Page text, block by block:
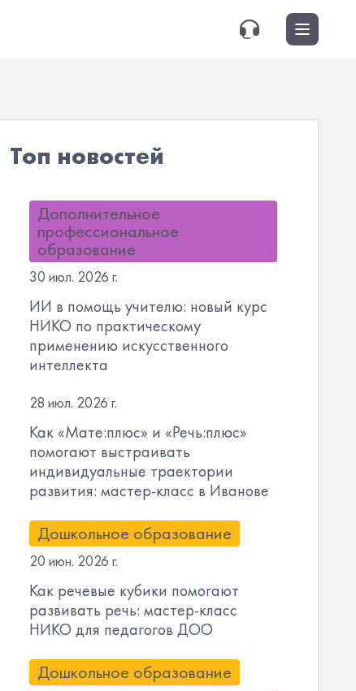
Топ новостей
Дополнительное
профессиональное
образование
30 июл. 2026 г.
ИИ в помощь учителю: новый курс
НИКО по практическому
применению искусственного
интеллекта
28 июл. 2026 г.
Как «Мате:плюс» и «Речь:плюс»
помогают выстраивать
индивидуальные траектории
развития: мастер-класс в Иванове
Дошкольное образование
20 июн. 2026 г.
Как речевые кубики помогают
развивать речь: мастер-класс
НИКО для педагогов ДОО
Дошкольное образование